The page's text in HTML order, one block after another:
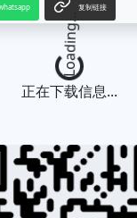
复制链接
Loading...
正在下载信息...